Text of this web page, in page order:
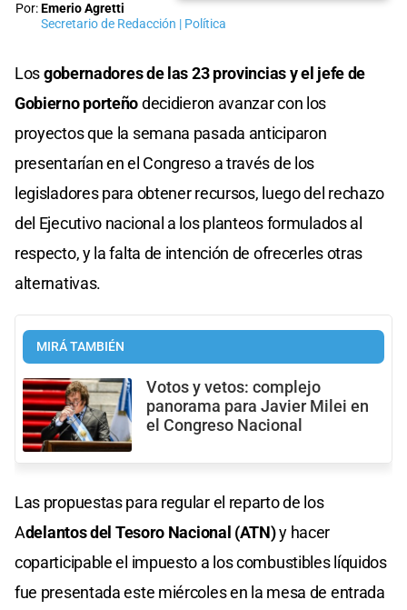
Por:Emerio Agretti
Secretario de Redacción | Política
Losgobernadores de las 23 provincias y el jefe de
Gobierno porteñodecidieron avanzar con los
proyectos que la semana pasada anticiparon
presentarían en el Congreso a través de los
legisladores para obtener recursos, luego del rechazo
del Ejecutivo nacional a los planteos formulados al
respecto, y la falta de intención de ofrecerles otras
alternativas.
MIRÁ TAMBIÉN
Votos y vetos: complejo
panorama para Javier Milei en
el Congreso Nacional
Las propuestas para regular el reparto de los
Adelantos del Tesoro Nacional (ATN)y hacer
coparticipable el impuesto a los combustibles líquidos
fue presentada este miércoles en la mesa de entrada